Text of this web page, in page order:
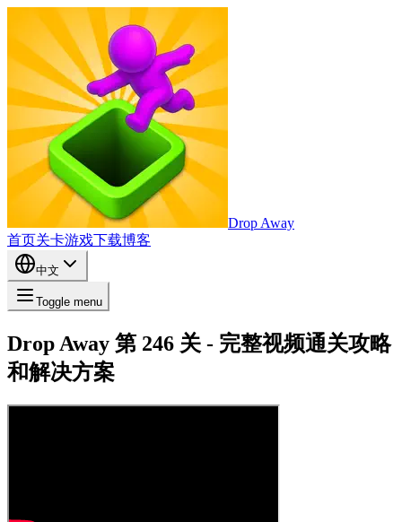
Drop Away
首页关卡游戏下载博客
中文
Toggle menu
Drop Away 第 246 关 - 完整视频通关攻略
和解决方案